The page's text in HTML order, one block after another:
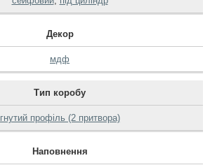
Декор
мдф
Тип коробу
гнутий профіль (2 притвора)
Наповнення